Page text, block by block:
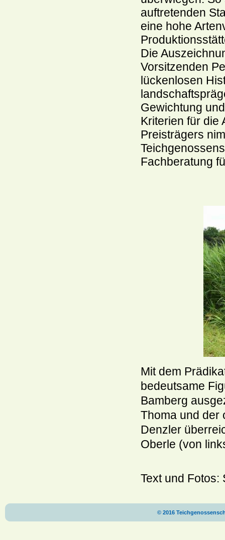
auftretenden
eine hohe
Die
Vorsitzenden
lückenlosen
Gewichtung
Kriterien für die
Preisträgers
Fachberatung
Mit dem
bedeutsame
Bamberg
Thoma und der
Denzler
Oberle (von
Text und Fotos:
© 2016